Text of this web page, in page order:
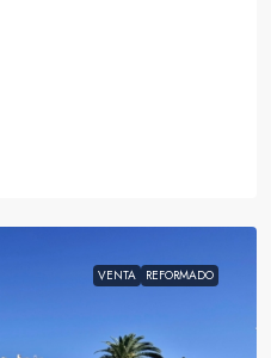
VENTA REFORMADO